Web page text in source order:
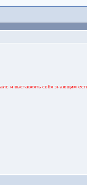
и выставлять себя знающим